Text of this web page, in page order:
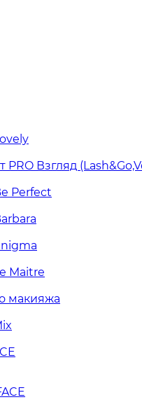
Взгляд
Perfect
Maitre
макияжа